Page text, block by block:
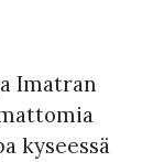
Imatran
kyseessä